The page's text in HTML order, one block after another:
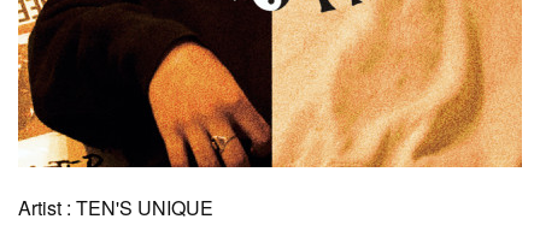
Artist : TEN'S UNIQUE